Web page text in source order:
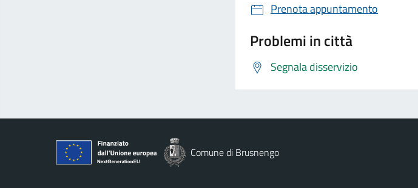
Prenota appuntamento
Problemi in città
Segnala disservizio
Comune di Brusnengo